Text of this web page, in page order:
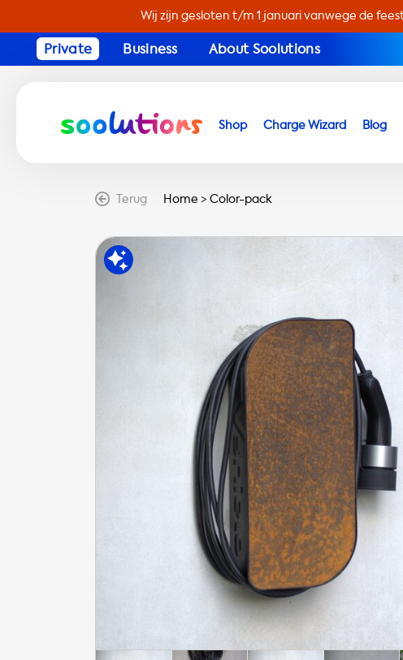
Wij zijn gesloten t/m 1 januari vanwege de
Private Business About Soolutions
Shop Charge Wizard Blog
Terug Home >Color-pack